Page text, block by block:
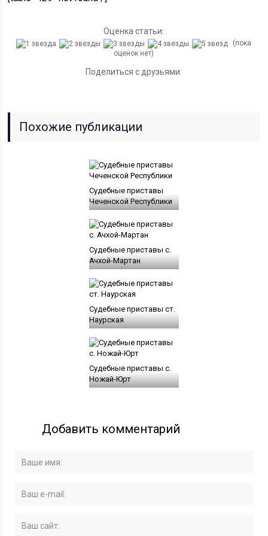
Оценка статьи:
(пока
оценок нет)
Поделиться с друзьями:
Похожие публикации
Судебные приставы
Чеченской Республики
Судебные приставы с.
Ачхой-Мартан
Судебные приставы ст.
Наурская
Судебные приставы с.
Ножай-Юрт
Добавить комментарий